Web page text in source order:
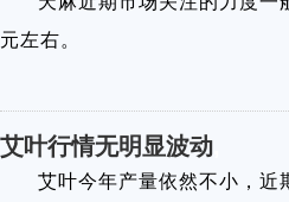
元左右。
艾叶行情无明显波动
艾叶今年产量依然不小，近